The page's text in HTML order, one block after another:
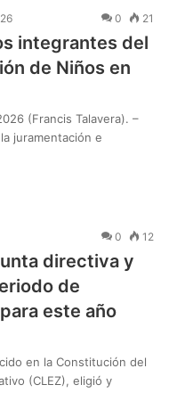
0 21
integrantes del
de Niños en
(Francis Talavera). –
juramentación e
0 12
directiva y
de
este año
en la Constitución del
(CLEZ), eligió y